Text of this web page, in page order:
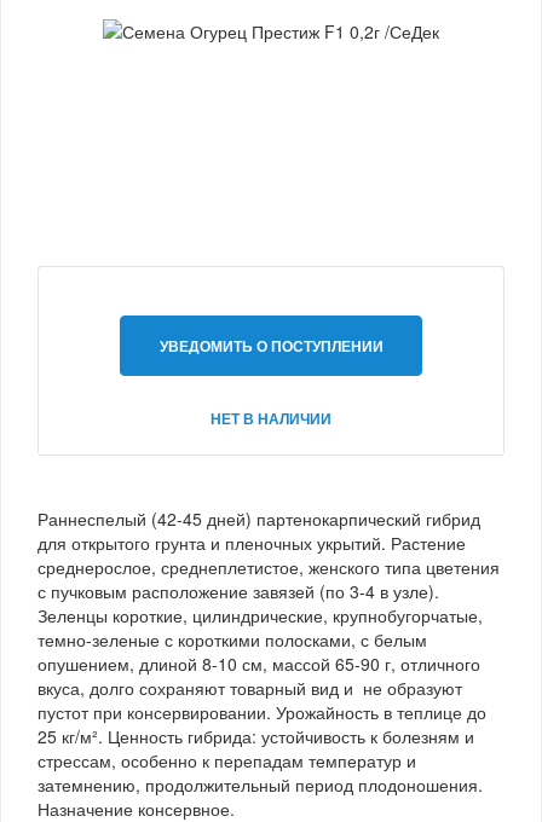
УВЕДОМИТЬ О ПОСТУПЛЕНИИ
НЕТ В НАЛИЧИИ
Раннеспелый (42-45 дней) партенокарпический гибрид
для открытого грунта и пленочных укрытий. Растение
среднерослое, среднеплетистое, женского типа цветения
с пучковым расположение завязей (по 3-4 в узле).
Зеленцы короткие, цилиндрические, крупнобугорчатые,
темно-зеленые с короткими полосками, с белым
опушением, длиной 8-10 см, массой 65-90 г, отличного
вкуса, долго сохраняют товарный вид и не образуют
пустот при консервировании. Урожайность в теплице до
25 кг/м². Ценность гибрида: устойчивость к болезням и
стрессам, особенно к перепадам температур и
затемнению, продолжительный период плодоношения.
Назначение консервное.